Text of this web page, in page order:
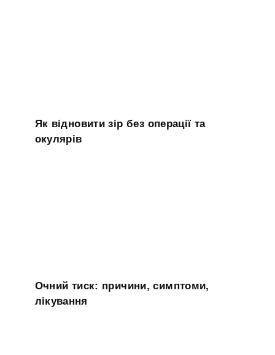
Як відновити зір без операції та
окулярів
Очний тиск: причини, симптоми,
лікування